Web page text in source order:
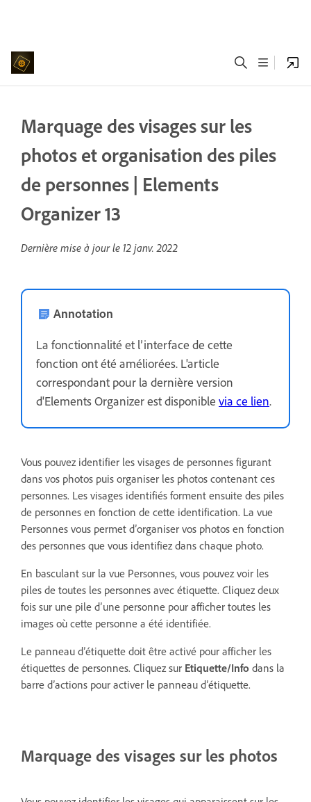
Marquage des visages sur les
photos et organisation des piles
de personnes | Elements
Organizer 13
Dernière mise à jour le 12 janv. 2022
Annotation
La fonctionnalité et l’interface de cette
fonction ont été améliorées. L'article
correspondant pour la dernière version
d'Elements Organizer est disponible via ce lien.
Vous pouvez identifier les visages de personnes figurant
dans vos photos puis organiser les photos contenant ces
personnes. Les visages identifiés forment ensuite des piles
de personnes en fonction de cette identification. La vue
Personnes vous permet d’organiser vos photos en fonction
des personnes que vous identifiez dans chaque photo.
En basculant sur la vue Personnes, vous pouvez voir les
piles de toutes les personnes avec étiquette. Cliquez deux
fois sur une pile d’une personne pour afficher toutes les
images où cette personne a été identifiée.
Le panneau d’étiquette doit être activé pour afficher les
étiquettes de personnes. Cliquez sur Etiquette/Info dans la
barre d’actions pour activer le panneau d’étiquette.
Marquage des visages sur les photos